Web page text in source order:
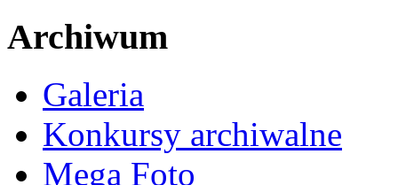
Archiwum
Galeria
Konkursy archiwalne
Mega Foto